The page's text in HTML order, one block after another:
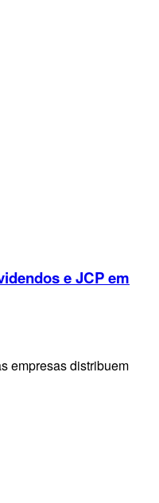
e JCP em
empresas distribuem